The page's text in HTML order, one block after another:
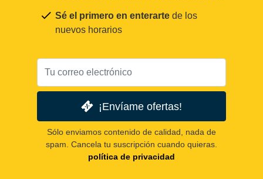
Sé el primero en enterarte de los
nuevos horarios
¡Envíame ofertas!
Sólo enviamos contenido de calidad, nada de
spam. Cancela tu suscripción cuando quieras.
política de privacidad